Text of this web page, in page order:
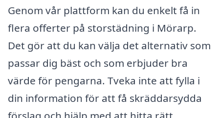
Genom vår plattform kan du enkelt få in
flera offerter på storstädning i Mörarp.
Det gör att du kan välja det alternativ som
passar dig bäst och som erbjuder bra
värde för pengarna. Tveka inte att fylla i
din information för att få skräddarsydda